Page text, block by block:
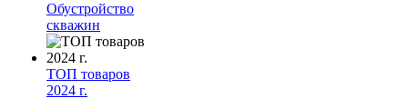
Обустройство
скважин
ТОП товаров
2024 г.